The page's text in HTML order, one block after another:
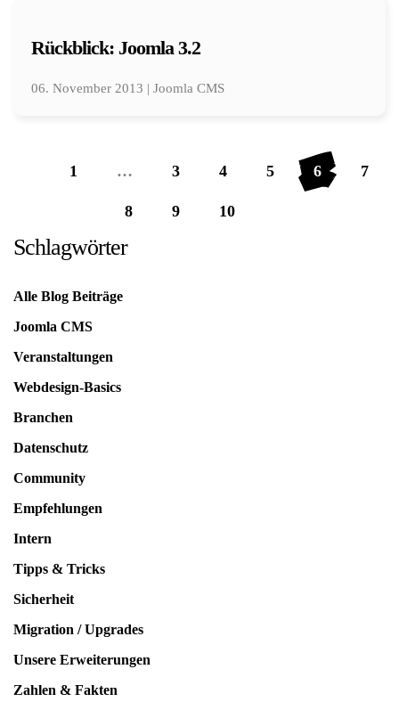
Rückblick: Joomla 3.2
06. November 2013 | Joomla CMS
1 … 3 4 5 6 7
8 9 10
Schlagwörter
Alle Blog Beiträge
Joomla CMS
Veranstaltungen
Webdesign-Basics
Branchen
Datenschutz
Community
Empfehlungen
Intern
Tipps & Tricks
Sicherheit
Migration / Upgrades
Unsere Erweiterungen
Zahlen & Fakten